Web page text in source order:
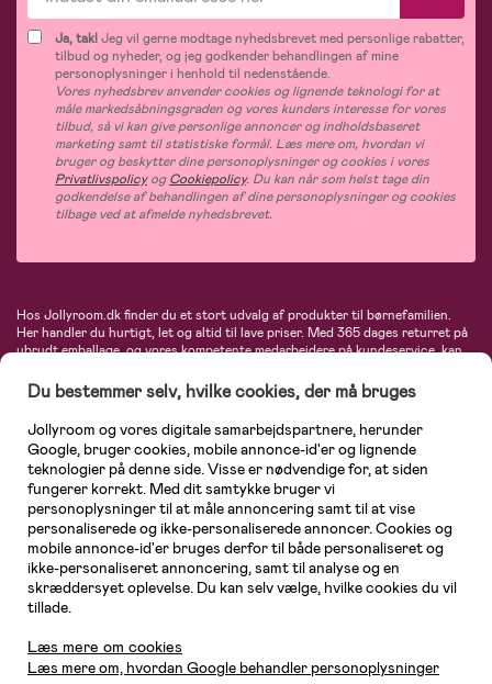
Ja, tak!Jeg vil gerne modtage nyhedsbrevet med personlige rabatter,
tilbud og nyheder, og jeg godkender behandlingen af mine
personoplysninger i henhold til nedenstående.
Vores nyhedsbrev anvender cookies og lignende teknologi for at
måle markedsåbningsgraden og vores kunders interesse for vores
tilbud, så vi kan give personlige annoncer og indholdsbaseret
marketing samt til statistiske formål. Læs mere om, hvordan vi
bruger og beskytter dine personoplysninger og cookies i vores
PrivatlivspolicyogCookiepolicy. Du kan når som helst tage din
godkendelse af behandlingen af dine personoplysninger og cookies
tilbage ved at afmelde nyhedsbrevet.
Hos Jollyroom.dk finder du et stort udvalg af produkter til børnefamilien.
Her handler du hurtigt, let og altid til lave priser. Med 365 dages returret på
ubrudt emballage, og vores kompetente medarbejdere på kundeservice, kan
barnevogne, autostole, børne- og babytøj, produkter til gravide og ammende
mødre, indretning og inspiration, legetøj, babyudstyr og meget mere. Vi
tilbyder produkter fra velkendte varemærker som Britax, Maxi-Cosi, Baby
Jogger, BabyBjörn, Didriksons, KidKraft, Ergobaby, Phillips Avent, Neonate,
Cybex, LEGO og mange flere. Kort sagt - et kæmpe sortiment venter på dig!
Du bestemmer selv, hvilke cookies, der må bruges
Jollyroom og vores digitale samarbejdspartnere, herunder
Google, bruger cookies, mobile annonce-id'er og lignende
teknologier på denne side. Visse er nødvendige for, at siden
fungerer korrekt. Med dit samtykke bruger vi
personoplysninger til at måle annoncering samt til at vise
personaliserede og ikke-personaliserede annoncer. Cookies og
mobile annonce-id'er bruges derfor til både personaliseret og
ikke-personaliseret annoncering, samt til analyse og en
skræddersyet oplevelse. Du kan selv vælge, hvilke cookies du vil
tillade.
Læs mere om cookies
Læs mere om, hvordan Google behandler personoplysninger